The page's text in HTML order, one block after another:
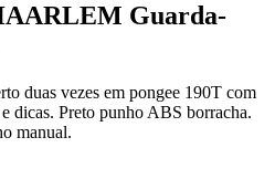
Guarda-
duas vezes em pongee 190T com
dicas. Preto punho ABS borracha.
manual.